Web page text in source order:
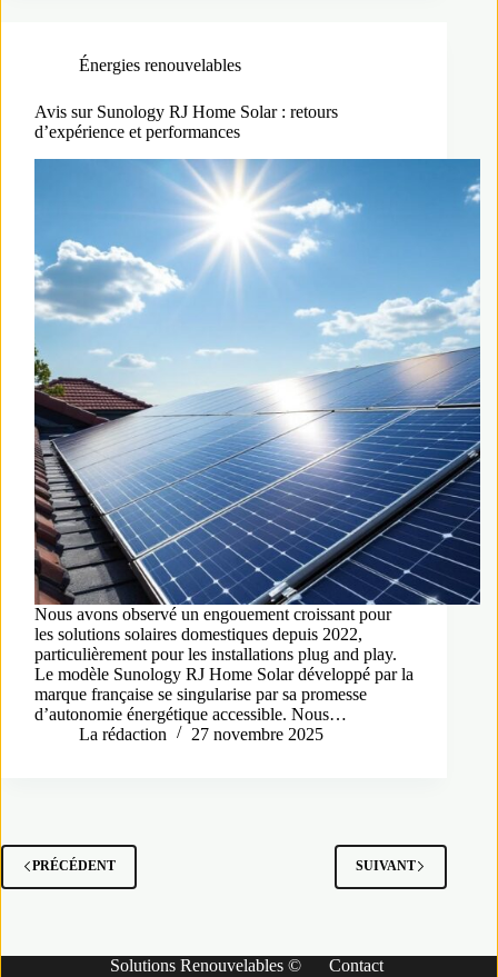
Énergies renouvelables
Avis sur Sunology RJ Home Solar : retours
d’expérience et performances
Nous avons observé un engouement croissant pour
les solutions solaires domestiques depuis 2022,
particulièrement pour les installations plug and play.
Le modèle Sunology RJ Home Solar développé par la
marque française se singularise par sa promesse
d’autonomie énergétique accessible. Nous…
La rédaction
27 novembre 2025
PRÉCÉDENT SUIVANT
Solutions Renouvelables ©
Contact